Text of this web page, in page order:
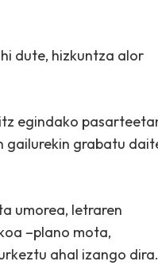
dute, hizkuntza alor
egindako
gailurekin grabatu
umorea, letraren
–plano mota,
ahal izango dira.